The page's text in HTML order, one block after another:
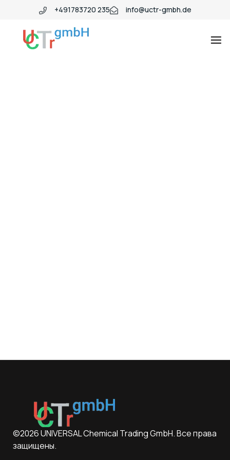
+491783720 235 info@uctr-gmbh.de
©2026 UNIVERSAL Chemical Trading GmbH. Все права
защищены.